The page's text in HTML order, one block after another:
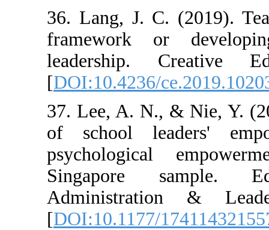
36. Lang, J. C.
framework
leadership.
[DOI:10.4236/
37. Lee, A. N.,
of school
Singapore
[DOI:10.1177/